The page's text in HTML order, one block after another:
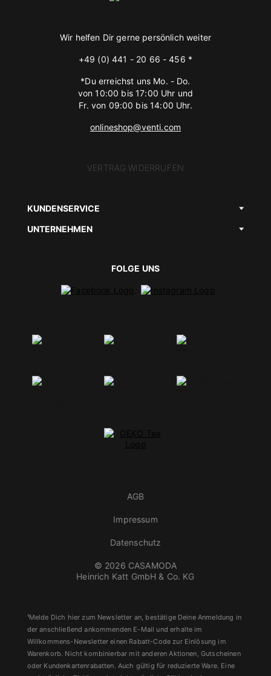
Wir helfen Dir gerne persönlich weiter
+49 (0) 441 - 20 66 - 456 *
*Du erreichst uns Mo. - Do.
von 10:00 bis 17:00 Uhr und
Fr. von 09:00 bis 14:00 Uhr.
onlineshop@venti.com
VERTRAG WIDERRUFEN
KUNDENSERVICE
UNTERNEHMEN
FOLGE UNS
© 2026 CASAMODA
Heinrich Katt GmbH & Co. KG
AGB
Impressum
Datenschutz
¹Melde Dich hier zum Newsletter an, bestätige Deine Anmeldung in
der anschließend ankommenden E-Mail und erhalte im
Willkommens-Newsletter einen Rabatt-Code zur Einlösung im
Warenkorb. Nicht kombinierbar mit anderen Aktionen, Gutscheinen
oder Kundenkartenrabatten. Auch gültig für reduzierte Ware. Eine